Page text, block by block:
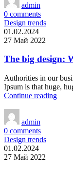
admin
0 comments
Design trends
01.02.2024
27 Май 2022
The big design:
Authorities in our
Ipsum is that huge,
Continue reading
admin
0 comments
Design trends
01.02.2024
27 Май 2022